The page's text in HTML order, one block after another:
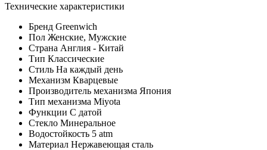
Технические характеристики
Бренд Greenwich
Пол Женские, Мужские
Страна Англия - Китай
Тип Классические
Стиль На каждый день
Механизм Кварцевые
Производитель механизма Япония
Тип механизма Miyota
Функции С датой
Стекло Минеральное
Водостойкость 5 atm
Материал Нержавеющая сталь